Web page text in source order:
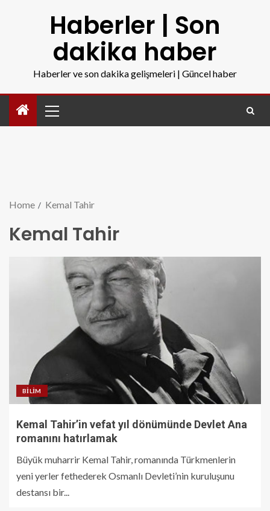
Haberler | Son
dakika haber
Haberler ve son dakika gelişmeleri | Güncel haber
Home Kemal Tahir
Kemal Tahir
BILIM
Kemal Tahir’in vefat yıl dönümünde Devlet Ana
romanını hatırlamak
Büyük muharrir Kemal Tahir, romanında Türkmenlerin
yeni yerler fethederek Osmanlı Devleti’nin kuruluşunu
destansı bir...